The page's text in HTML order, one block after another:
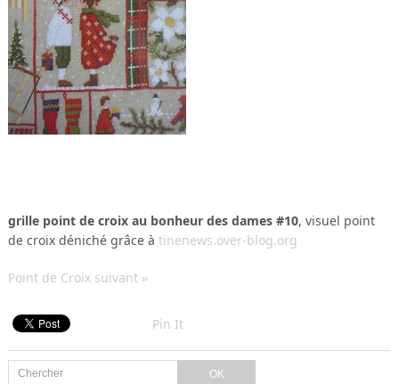
grille point de croix au bonheur des dames #10, visuel point
de croix déniché grâce à tinenews.over-blog.org
Point de Croix suivant »
Pin It